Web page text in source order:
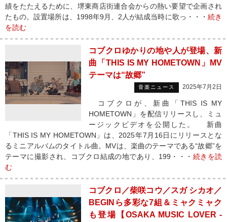
績をたたえるために、堺東商店街連合会からの熱い要望で企画され
たもの。設置場所は、1998年9月、2人が結成当時に歌っ・・・ 続き
を読む
コブクロゆかりの地や人が登場、新
曲「THIS IS MY HOMETOWN」MV
テーマは“故郷”
音楽ニュース 2025年7月2日
コブクロが、新曲「THIS IS MY
HOMETOWN」を配信リリースし、ミュ
ージックビデオを公開した。 新曲
「THIS IS MY HOMETOWN」は、2025年7月16日にリリースとな
るミニアルバムのタイトル曲。MVは、楽曲のテーマである“故郷”を
テーマに撮影され、コブクロ結成の地であり、199・・・ 続きを読
む
コブクロ／柴咲コウ／スガ シカオ／
BEGINら多彩な7組＆ミャクミャク
も登場【OSAKA MUSIC LOVER -